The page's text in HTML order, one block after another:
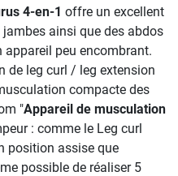
4-en-1 offre un excellent
ainsi que des abdos
appareil peu encombrant.
de leg curl / leg extension
compacte des
"Appareil de musculation
: comme le Leg curl
position assise que
possible de réaliser 5